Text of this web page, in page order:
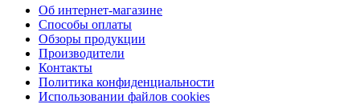
Об интернет-магазине
Способы оплаты
Обзоры продукции
Производители
Контакты
Политика конфиденциальности
Использовании файлов cookies